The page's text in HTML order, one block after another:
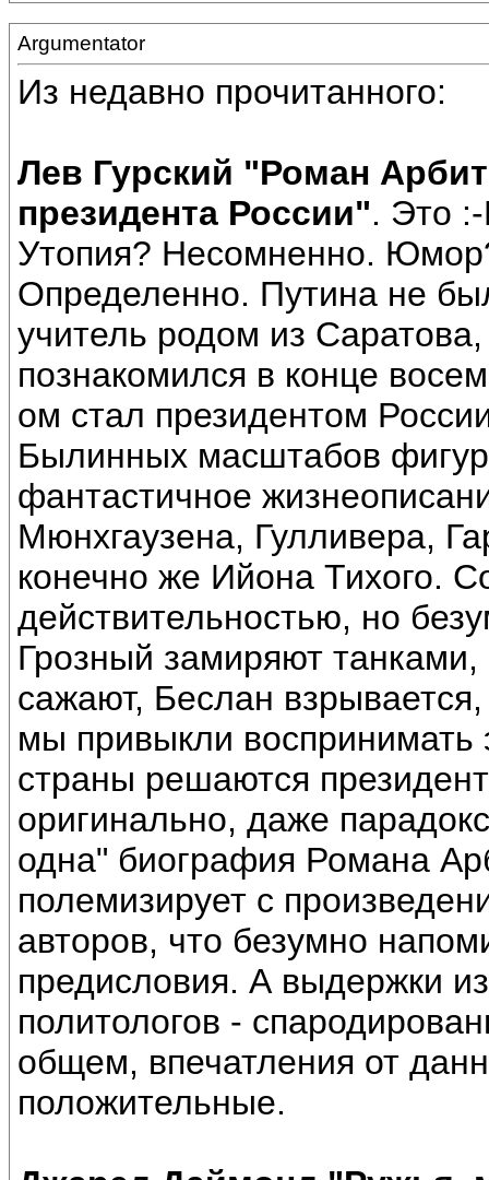
Argumentator
Из недавно прочитанного:
Лев Гурский "Роман
президента России". Это
Утопия? Несомненно.
Определенно. Путина не
учитель родом из
познакомился в конце
ом стал президентом
Былинных масштабов
фантастичное
Мюнхгаузена, Гулливера,
конечно же Ийона Тихого.
действительностью, но
Грозный замиряют танками,
сажают, Беслан
мы привыкли
страны решаются
оригинально, даже
одна" биография Романа
полемизирует с
авторов, что безумно
предисловия. А выдержки
политологов -
общем, впечатления от
положительные.